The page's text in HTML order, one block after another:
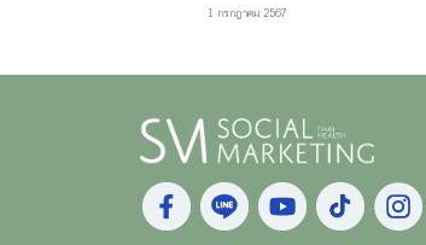
1 กรกฎาคม 2567